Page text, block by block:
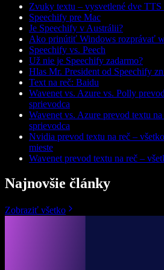
Zvuky textu – vysvetlené dve TTS
Speechify pre Mac
Je Speechify v Austrálii?
Ako prinútiť Windows rozprávať
Speechify vs. Peech
Už nie je Speechify zadarmo?
Hlas Mr. President od Speechify
Text na reč: Baidu
Wavenet vs. Azure vs. Polly
sprievodca
Wavenet vs. Azure prevod textu
sprievodca
Nvidia prevod textu na reč –
mieste
Wavenet prevod textu na reč –
Najnovšie články
Zobraziť všetko